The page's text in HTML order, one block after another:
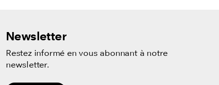
Newsletter
Restez informé en vous abonnant à notre
newsletter.